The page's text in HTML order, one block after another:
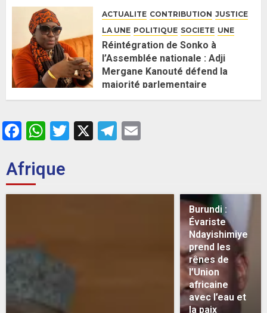
ACTUALITE CONTRIBUTION JUSTICE
LA UNE POLITIQUE SOCIETE UNE
Réintégration de Sonko à
l’Assemblée nationale : Adji
Mergane Kanouté défend la
majorité parlementaire
26 MAI 2026 0
Facebook
WhatsApp
Twitter
X Telegram
Afrique
Burundi :
Évariste
Ndayishimiye
prend les
rênes de
l’Union
africaine
avec l’eau et
la paix